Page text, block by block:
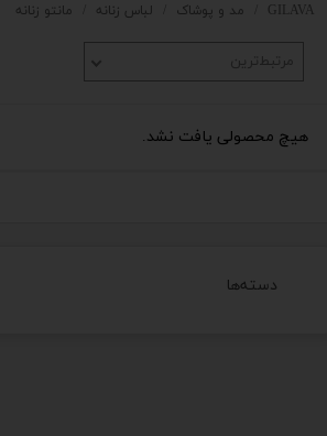
دسته‌ها
GILAVA مد و پوشاک لباس زنانه مانتو زنانه
مرتبط‌ترین
هیچ محصولی یافت نشد.